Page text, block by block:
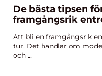
De bästa tipsen
framgångsrik
Att bli en framgångsrik
tur. Det handlar om
och ...